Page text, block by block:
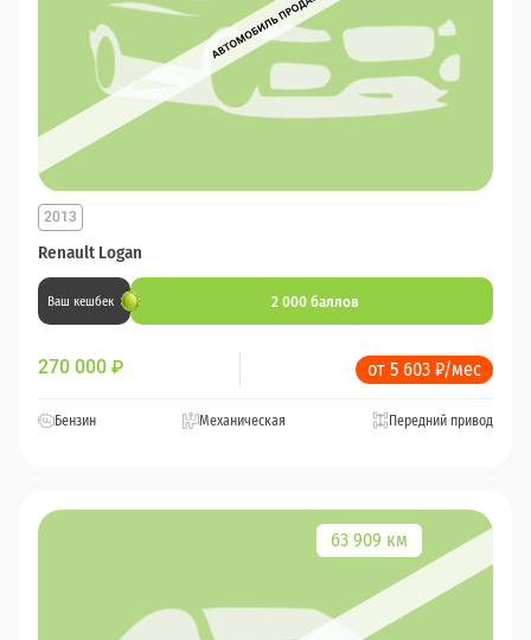
Renault Logan
2013
Ваш кешбек 2 000 баллов
270 000 ₽ от 5 603 ₽/мес
Бензин Механическая Передний привод
63 909 км